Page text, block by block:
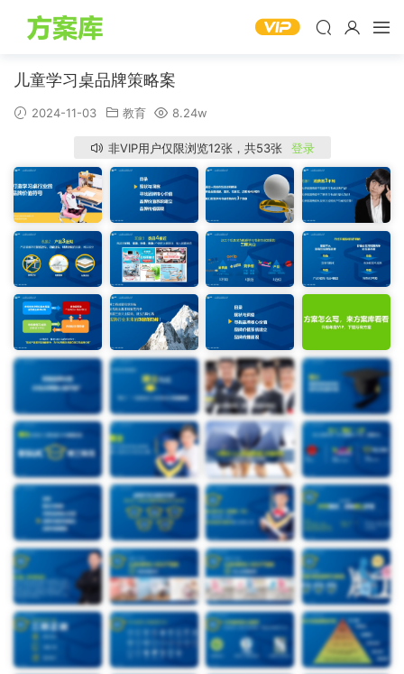
儿童学习桌品牌策略案
2024-11-03 教育 8.24w
非VIP用户仅限浏览12张，共53张 登录